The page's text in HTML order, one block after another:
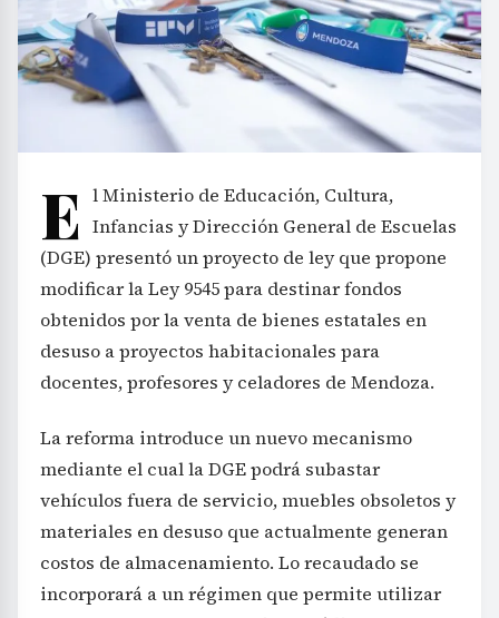
E l Ministerio de Educación, Cultura,
Infancias y Dirección General de Escuelas
(DGE) presentó un proyecto de ley que propone
modificar la Ley 9545 para destinar fondos
obtenidos por la venta de bienes estatales en
desuso a proyectos habitacionales para
docentes, profesores y celadores de Mendoza.
La reforma introduce un nuevo mecanismo
mediante el cual la DGE podrá subastar
vehículos fuera de servicio, muebles obsoletos y
materiales en desuso que actualmente generan
costos de almacenamiento. Lo recaudado se
incorporará a un régimen que permite utilizar